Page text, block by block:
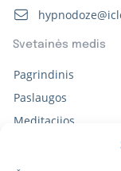
Svetainės medis
Pagrindinis
Paslaugos
Meditacijos
Straipsniai